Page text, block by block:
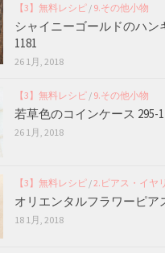
【3】無料レシピ / 9.その他小物
シャイニーゴールドのハン
1181
26 1月, 2018
【3】無料レシピ / 9.その他小物
若草色のコインケース 295-
26 1月, 2018
【3】無料レシピ /2.ピアス・イヤ
オリエンタルフラワーピア
18 1月, 2018